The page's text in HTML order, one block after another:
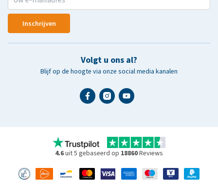
Inschrijven
Volgt u ons al?
Blijf op de hoogte via onze social media kanalen
4.6uit 5 gebaseerd op 18860Reviews